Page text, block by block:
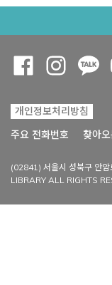
개인정보처리방침
주요 전화번호
찾아
(02841) 서울시 성북구 안
LIBRARY ALL RIGHTS
Opens a new
Opens